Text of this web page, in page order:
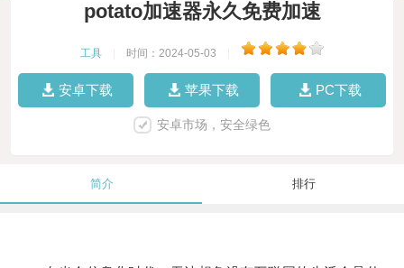
potato加速器永久免费加速
工具 时间：2024-05-03
安卓下载 苹果下载 PC下载
安卓市场，安全绿色
简介 排行